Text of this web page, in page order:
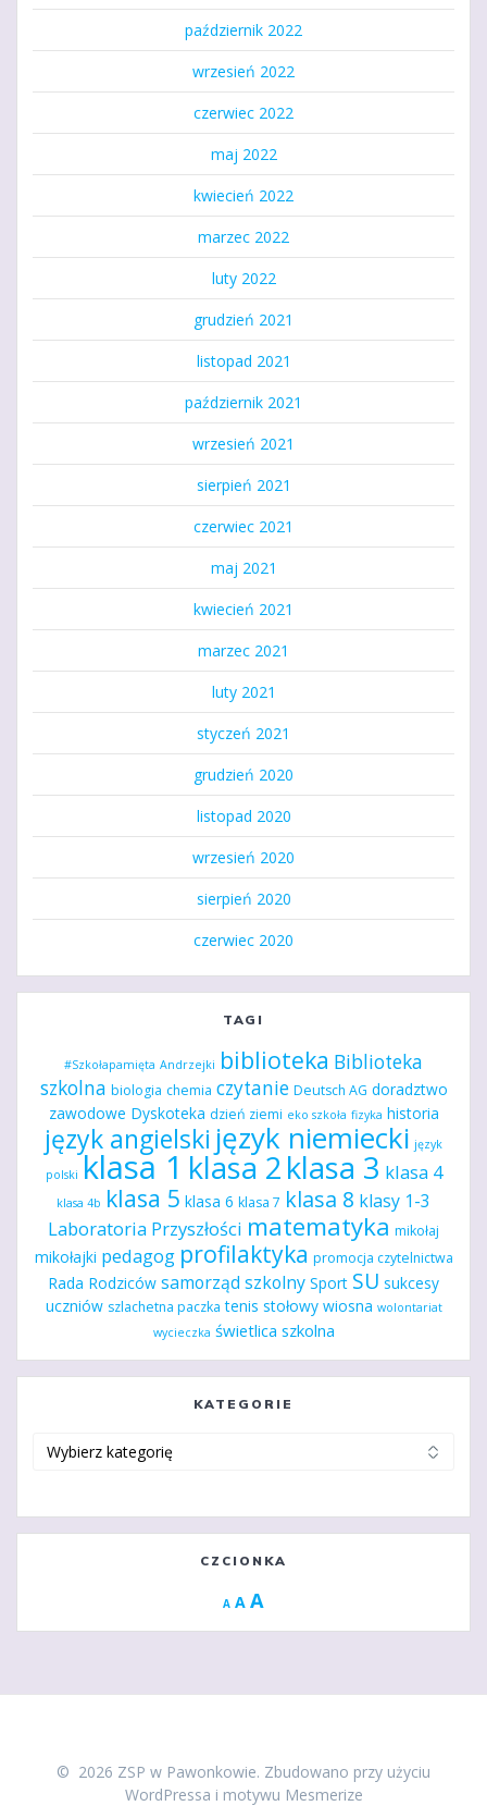
październik 2022
wrzesień 2022
czerwiec 2022
maj 2022
kwiecień 2022
marzec 2022
luty 2022
grudzień 2021
listopad 2021
październik 2021
wrzesień 2021
sierpień 2021
czerwiec 2021
maj 2021
kwiecień 2021
marzec 2021
luty 2021
styczeń 2021
grudzień 2020
listopad 2020
wrzesień 2020
sierpień 2020
czerwiec 2020
TAGI
#Szkołapamięta Andrzejki biblioteka Biblioteka
szkolna biologia chemia czytanie Deutsch AG doradztwo
zawodowe Dyskoteka dzień ziemi eko szkoła fizyka historia
język angielski język niemiecki język
polski klasa 1 klasa 2klasa 3 klasa 4
klasa 4b klasa 5 klasa 6 klasa 7 klasa 8 klasy 1-3
Laboratoria Przyszłości matematyka mikołaj
mikołajki pedagog profilaktyka promocja czytelnictwa
Rada Rodziców samorząd szkolny Sport SU sukcesy
uczniów szlachetna paczka tenis stołowy wiosna wolontariat
wycieczka świetlica szkolna
KATEGORIE
CZCIONKA
A Decrease
A Reset
A
© 2026 ZSP w Pawonkowie. Zbudowano przy użyciu
WordPressa i motywu Mesmerize